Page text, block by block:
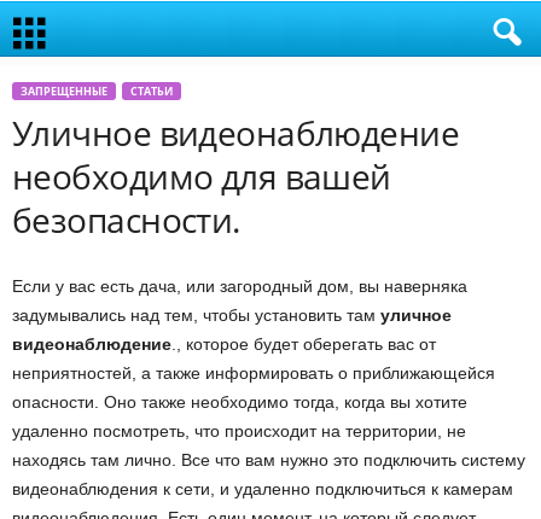
ЗАПРЕЩЕННЫЕ СТАТЬИ
Уличное видеонаблюдение
необходимо для вашей
безопасности.
Если у вас есть дача, или загородный дом, вы наверняка
задумывались над тем, чтобы установить там уличное
видеонаблюдение ., которое будет оберегать вас от
неприятностей, а также информировать о приближающейся
опасности. Оно также необходимо тогда, когда вы хотите
удаленно посмотреть, что происходит на территории, не
находясь там лично. Все что вам нужно это подключить систему
видеонаблюдения к сети, и удаленно подключиться к камерам